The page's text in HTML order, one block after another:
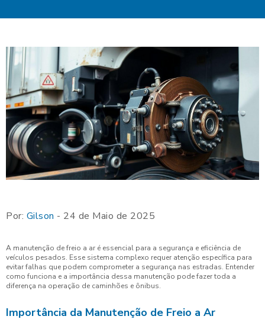
Por: Gilson - 24 de Maio de 2025
A manutenção de freio a ar é essencial para a segurança e eficiência de
veículos pesados. Esse sistema complexo requer atenção específica para
evitar falhas que podem comprometer a segurança nas estradas. Entender
como funciona e a importância dessa manutenção pode fazer toda a
diferença na operação de caminhões e ônibus.
Importância da Manutenção de Freio a Ar